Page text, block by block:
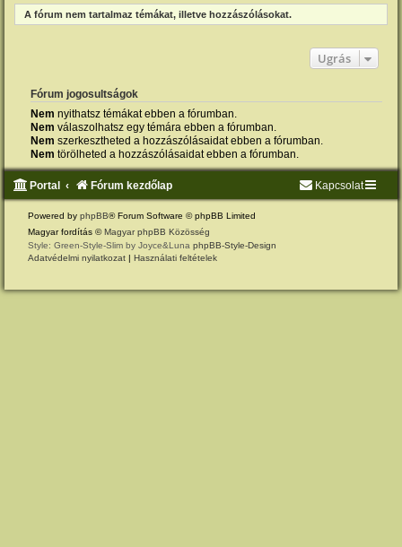
A fórum nem tartalmaz témákat, illetve hozzászólásokat.
Ugrás
Fórum jogosultságok
Nem nyithatsz témákat ebben a fórumban.
Nem válaszolhatsz egy témára ebben a fórumban.
Nem szerkesztheted a hozzászólásaidat ebben a fórumban.
Nem törölheted a hozzászólásaidat ebben a fórumban.
Portal Fórum kezdőlap Kapcsolat
Powered by phpBB® Forum Software © phpBB Limited
Magyar fordítás ©Magyar phpBB Közösség
Style: Green-Style-Slim by Joyce&Luna phpBB-Style-Design
Adatvédelmi nyilatkozat | Használati feltételek